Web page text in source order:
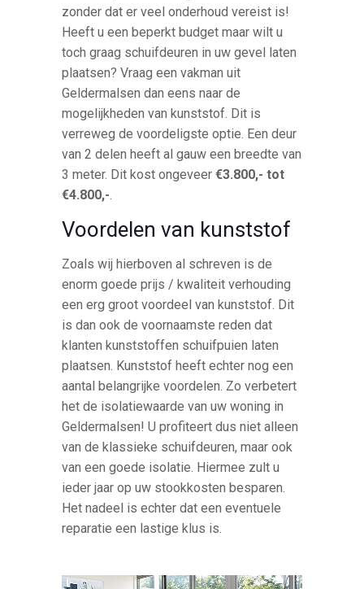
zonder dat er veel onderhoud vereist is!
Heeft u een beperkt budget maar wilt u
toch graag schuifdeuren in uw gevel laten
plaatsen? Vraag een vakman uit
Geldermalsen dan eens naar de
mogelijkheden van kunststof. Dit is
verreweg de voordeligste optie. Een deur
van 2 delen heeft al gauw een breedte van
3 meter. Dit kost ongeveer€3.800,- tot
€4.800,-
Voordelen van kunststof
Zoals wij hierboven al schreven is de
enorm goede prijs / kwaliteit verhouding
een erg groot voordeel van kunststof. Dit
is dan ook de voornaamste reden dat
klanten kunststoffen schuifpuien laten
plaatsen. Kunststof heeft echter nog een
aantal belangrijke voordelen. Zo verbetert
het de isolatiewaarde van uw woning in
Geldermalsen! U profiteert dus niet alleen
van de klassieke schuifdeuren, maar ook
van een goede isolatie. Hiermee zult u
ieder jaar op uw stookkosten besparen.
Het nadeel is echter dat een eventuele
reparatie een lastige klus is.